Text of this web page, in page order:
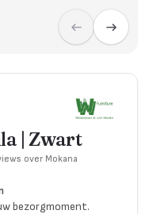
| Zwart
over Mokana
bezorgmoment.